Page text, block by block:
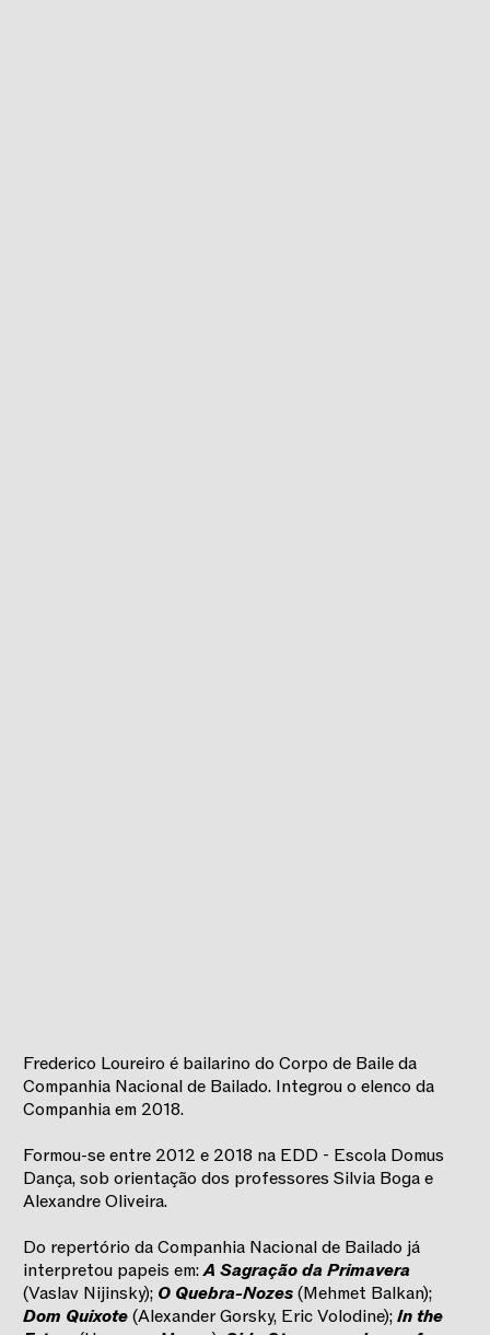
Frederico Loureiro é bailarino do Corpo de Baile da
Companhia Nacional de Bailado. Integrou o elenco da
Companhia em 2018.
Formou-se entre 2012 e 2018 na EDD - Escola Domus
Dança, sob orientação dos professores Silvia Boga e
Alexandre Oliveira.
Do repertório da Companhia Nacional de Bailado já
interpretou papeis em:A Sagração da Primavera
(Vaslav Nijinsky); O Quebra-Nozes(Mehmet Balkan);
Dom Quixote(Alexander Gorsky, Eric Volodine);In the